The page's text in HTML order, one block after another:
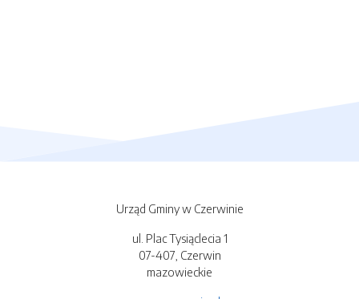
Urząd Gminy w Czerwinie
ul. Plac Tysiąclecia 1
07-407, Czerwin
mazowieckie